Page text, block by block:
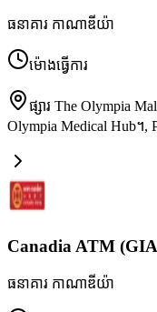
ធនាគារ កាណាឌីយ៉ា
ម៉ោងធ្វើការ
ផ្សារ The Olympia
Olympia Medical Hub។,
Canadia ATM
ធនាគារ កាណាឌីយ៉ា